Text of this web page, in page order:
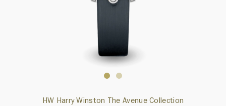
HW Harry Winston The Avenue Collection